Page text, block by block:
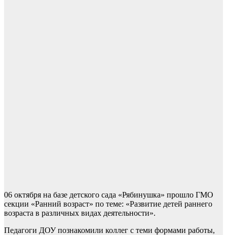
06 октября на базе детского сада «Рябинушка» прошло ГМО
секции «Ранний возраст» по теме: «Развитие детей раннего
возраста в различных видах деятельности».
Педагоги ДОУ познакомили коллег с теми формами работы,